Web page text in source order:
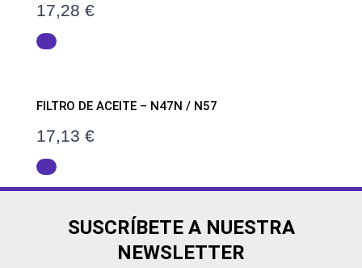
17,28 €
FILTRO DE ACEITE – N47N / N57
17,13 €
SUSCRÍBETE A NUESTRA
NEWSLETTER